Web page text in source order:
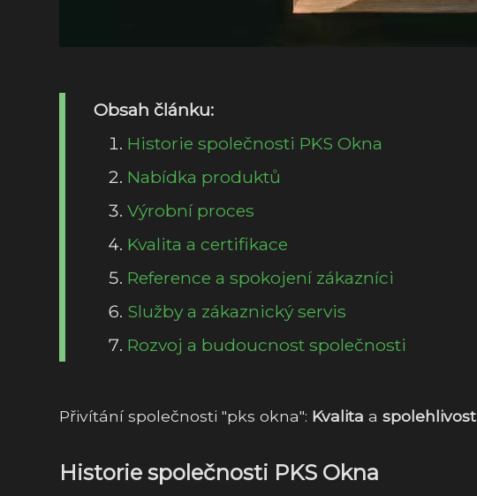
Obsah článku:
Historie společnosti PKS Okna
Nabídka produktů
Výrobní proces
Kvalita a certifikace
Reference a spokojení zákazníci
Služby a zákaznický servis
Rozvoj a budoucnost společnosti
Přivítání společnosti "pks okna": Kvalita a spolehlivost
Historie společnosti PKS Okna